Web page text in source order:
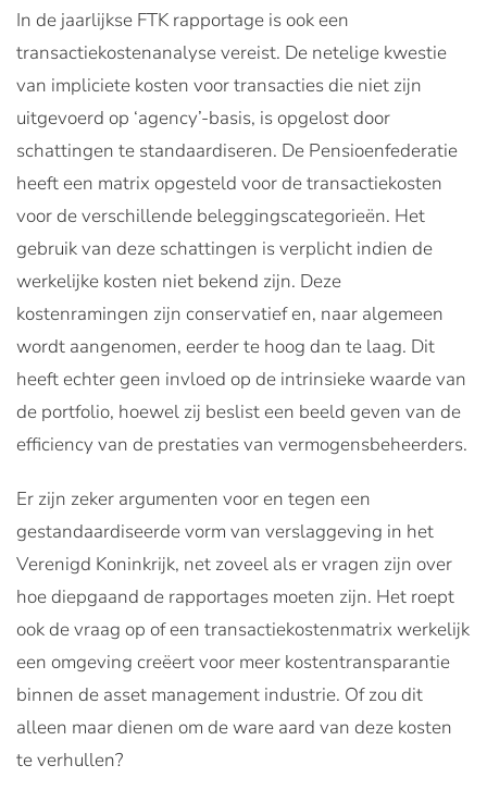
In de jaarlijkse FTK rapportage is ook een
transactiekostenanalyse vereist. De netelige kwestie
van impliciete kosten voor transacties die niet zijn
uitgevoerd op ‘agency’-basis, is opgelost door
schattingen te standaardiseren. De Pensioenfederatie
heeft een matrix opgesteld voor de transactiekosten
voor de verschillende beleggingscategorieën. Het
gebruik van deze schattingen is verplicht indien de
werkelijke kosten niet bekend zijn. Deze
kostenramingen zijn conservatief en, naar algemeen
wordt aangenomen, eerder te hoog dan te laag. Dit
heeft echter geen invloed op de intrinsieke waarde van
de portfolio, hoewel zij beslist een beeld geven van de
efficiency van de prestaties van vermogensbeheerders.
Er zijn zeker argumenten voor en tegen een
gestandaardiseerde vorm van verslaggeving in het
Verenigd Koninkrijk, net zoveel als er vragen zijn over
hoe diepgaand de rapportages moeten zijn. Het roept
ook de vraag op of een transactiekostenmatrix werkelijk
een omgeving creëert voor meer kostentransparantie
binnen de asset management industrie. Of zou dit
alleen maar dienen om de ware aard van deze kosten
te verhullen?